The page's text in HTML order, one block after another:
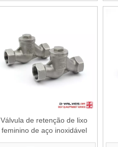
Válvula de retenção de lixo
feminino de aço inoxidável